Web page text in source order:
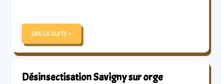
LIRE LA SUITE »
Désinsectisation Savigny sur orge